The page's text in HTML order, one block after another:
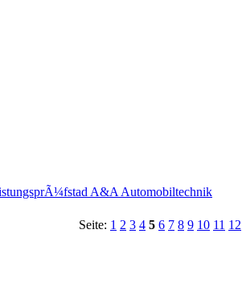
A&A Automobiltechnik
Seite: 1 2 3 4 5 6 7 8 9 10 11 12